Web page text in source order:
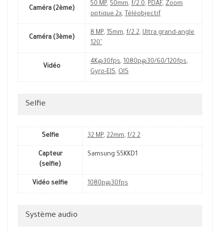
Caméra (2ème)
50 MP, 50mm, f/2.0, PDAF, Zoom
optique 2x, Téléobjectif
Caméra (3ème)
8 MP, 15mm, f/2.2, Ultra grand-angle
120˚
Vidéo
4K@30fps, 1080p@30/60/120fps,
Gyro-EIS, OIS
Selfie
Selfie 32 MP, 22mm, f/2.2
Capteur
(selfie)
Samsung S5KKD1
Vidéo selfie 1080p@30fps
Système audio